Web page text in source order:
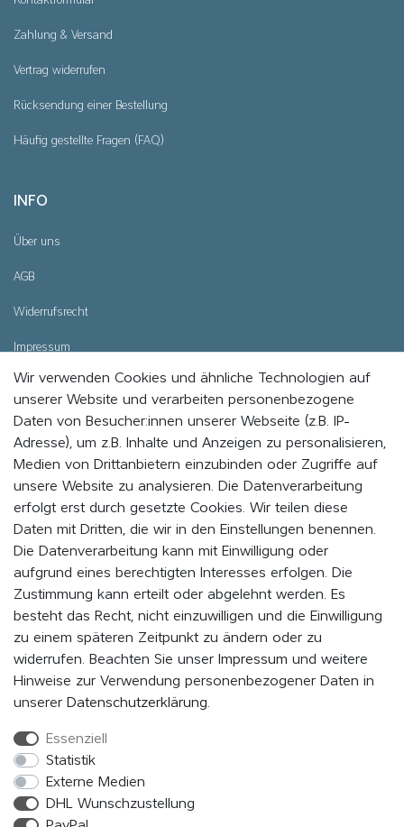
Zahlung & Versand
Vertrag widerrufen
Rücksendung einer Bestellung
Häufig gestellte Fragen (FAQ)
INFO
Über uns
AGB
Widerrufsrecht
Impressum
Datenschutz
Cookie - Einstellungen
WERDE MITGLIED UND BLEIBE IMMER AUF DEM
LAUFENDEN
Indem Du auf „MITMACHEN“ klickst, erklärst du dich damit einverstanden,
als Mitglied vom EVENaBAG Newsletter, Neuheiten, Aktionen und
Werbeangebote zu erhalten.
Abonnieren
Hiermit bestätige ich, dass ich die Daten­schutz­erklärung gelesen
FOLGE UNS
Wir verwenden Cookies und ähnliche Technologien auf
unserer Website und verarbeiten personenbezogene
Daten von Besucher:innen unserer Webseite (z.B. IP-
Adresse), um z.B. Inhalte und Anzeigen zu personalisieren,
Medien von Drittanbietern einzubinden oder Zugriffe auf
unsere Website zu analysieren. Die Datenverarbeitung
erfolgt erst durch gesetzte Cookies. Wir teilen diese
Daten mit Dritten, die wir in den Einstellungen benennen.
Die Datenverarbeitung kann mit Einwilligung oder
aufgrund eines berechtigten Interesses erfolgen. Die
Zustimmung kann erteilt oder abgelehnt werden. Es
besteht das Recht, nicht einzuwilligen und die Einwilligung
zu einem späteren Zeitpunkt zu ändern oder zu
widerrufen. Beachten Sie unser Impressum und weitere
Hinweise zur Verwendung personenbezogener Daten in
unserer Daten­schutz­erklärung
Essenziell
Statistik
Externe Medien
DHL Wunschzustellung